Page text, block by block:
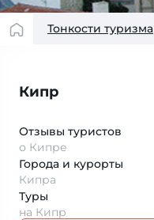
Тонкости туризма
Кипр
Отзывы туристов
о Кипре
Города и курорты
Кипра
Туры
на Кипр